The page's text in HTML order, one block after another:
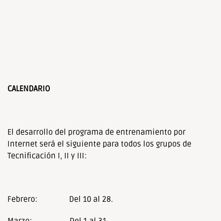
CALENDARIO
El desarrollo del programa de entrenamiento por
Internet será el siguiente para todos los grupos de
Tecnificación I, II y III:
Febrero: Del 10 al 28.